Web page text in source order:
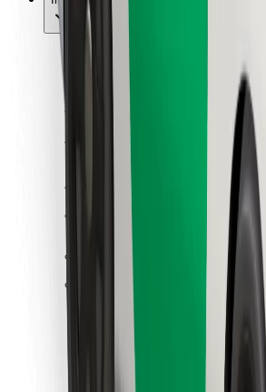
Dostawcy
Ogólne Warunki
Zamów przejazd w kilka minut!
Pobierz aplikację Bolt
Znajdź swoje ulubione jedzenie!
Pobierz aplikację Bolt Food